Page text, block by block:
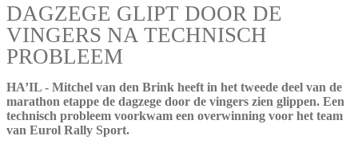
DAGZEGE GLIPT DOOR DE
VINGERS NA TECHNISCH
PROBLEEM
HA’IL - Mitchel van den Brink heeft in het tweede deel van de
marathon etappe de dagzege door de vingers zien glippen. Een
technisch probleem voorkwam een overwinning voor het team
van Eurol Rally Sport.